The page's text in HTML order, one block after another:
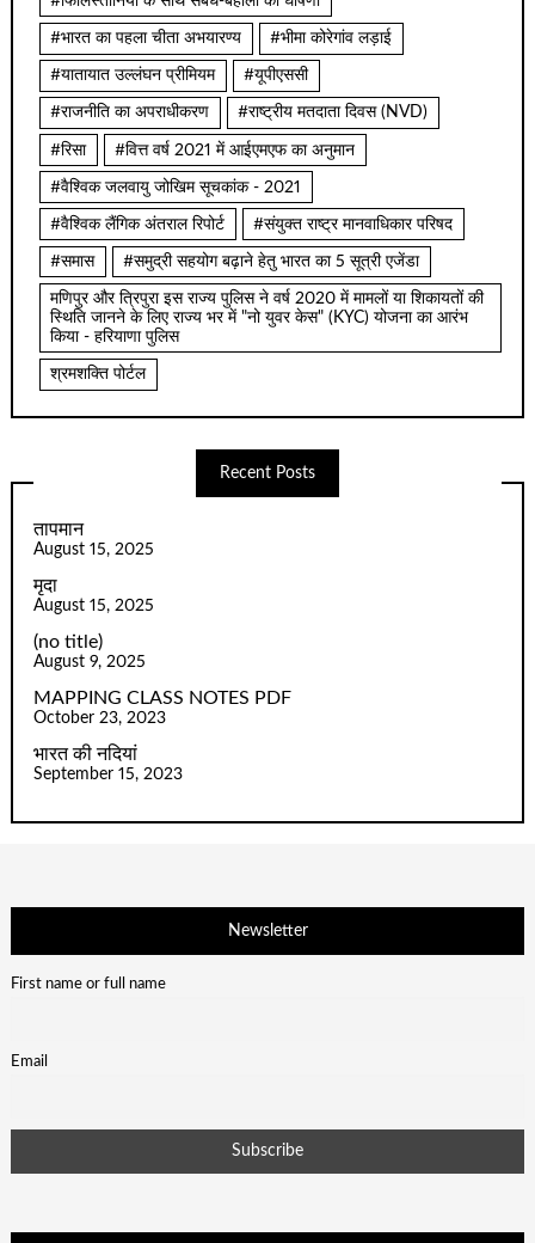
#भारत का पहला चीता अभयारण्य #भीमा कोरेगांव लड़ाई
#यातायात उल्लंघन प्रीमियम #यूपीएससी
#राजनीति का अपराधीकरण #राष्ट्रीय मतदाता दिवस (NVD)
#रिसा #वित्त वर्ष 2021 में आईएमएफ का अनुमान
#वैश्विक जलवायु जोखिम सूचकांक - 2021
#वैश्विक लैंगिक अंतराल रिपोर्ट #संयुक्त राष्ट्र मानवाधिकार परिषद
#समास #समुद्री सहयोग बढ़ाने हेतु भारत का 5 सूत्री एजेंडा
मणिपुर और त्रिपुरा इस राज्य पुलिस ने वर्ष 2020 में मामलों या शिकायतों की
स्थिति जानने के लिए राज्य भर में "नो युवर केस" (KYC) योजना का आरंभ
किया - हरियाणा पुलिस
श्रमशक्ति पोर्टल
Recent Posts
तापमान
August 15, 2025
मृदा
August 15, 2025
(no title)
August 9, 2025
MAPPING CLASS NOTES PDF
October 23, 2023
भारत की नदियां
September 15, 2023
Newsletter
First name or full name
Email